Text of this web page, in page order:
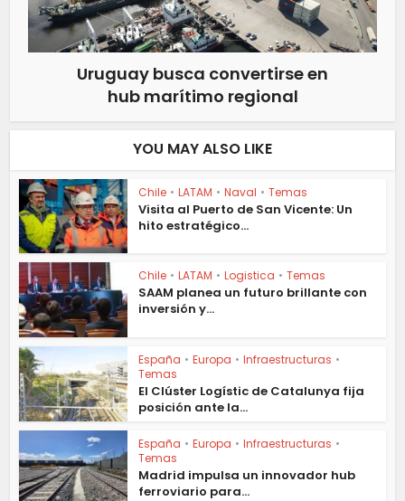
Uruguay busca convertirse en
hub marítimo regional
YOU MAY ALSO LIKE
Chile • LATAM • Naval • Temas
Visita al Puerto de San Vicente: Un
hito estratégico...
Chile • LATAM • Logistica • Temas
SAAM planea un futuro brillante con
inversión y...
España • Europa • Infraestructuras •
Temas
El Clúster Logístic de Catalunya fija
posición ante la...
España • Europa • Infraestructuras •
Temas
Madrid impulsa un innovador hub
ferroviario para...